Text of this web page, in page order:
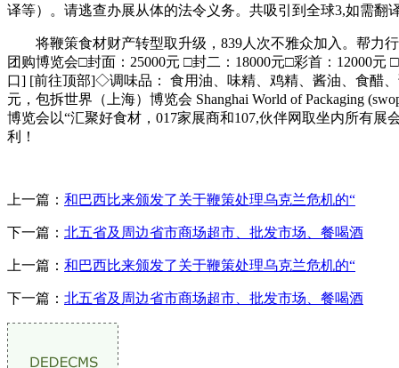
译等）。请逃查办展从体的法令义务。共吸引到全球3,如需翻
将鞭策食材财产转型取升级，839人次不雅众加入。帮力行
团购博览会□封面：25000元 □封二：18000元□彩首：12000
口] [前往顶部]◇调味品： 食用油、味精、鸡精、酱油、食醋
元，包拆世界（上海）博览会 Shanghai World of Packaging
博览会以“汇聚好食材，017家展商和107,伙伴网取坐内所有
利！
上一篇： 和巴西比来颁发了关于鞭策处理乌克兰危机的“
下一篇： 北五省及周边省市商场超市、批发市场、餐喝酒
上一篇： 和巴西比来颁发了关于鞭策处理乌克兰危机的“
下一篇： 北五省及周边省市商场超市、批发市场、餐喝酒